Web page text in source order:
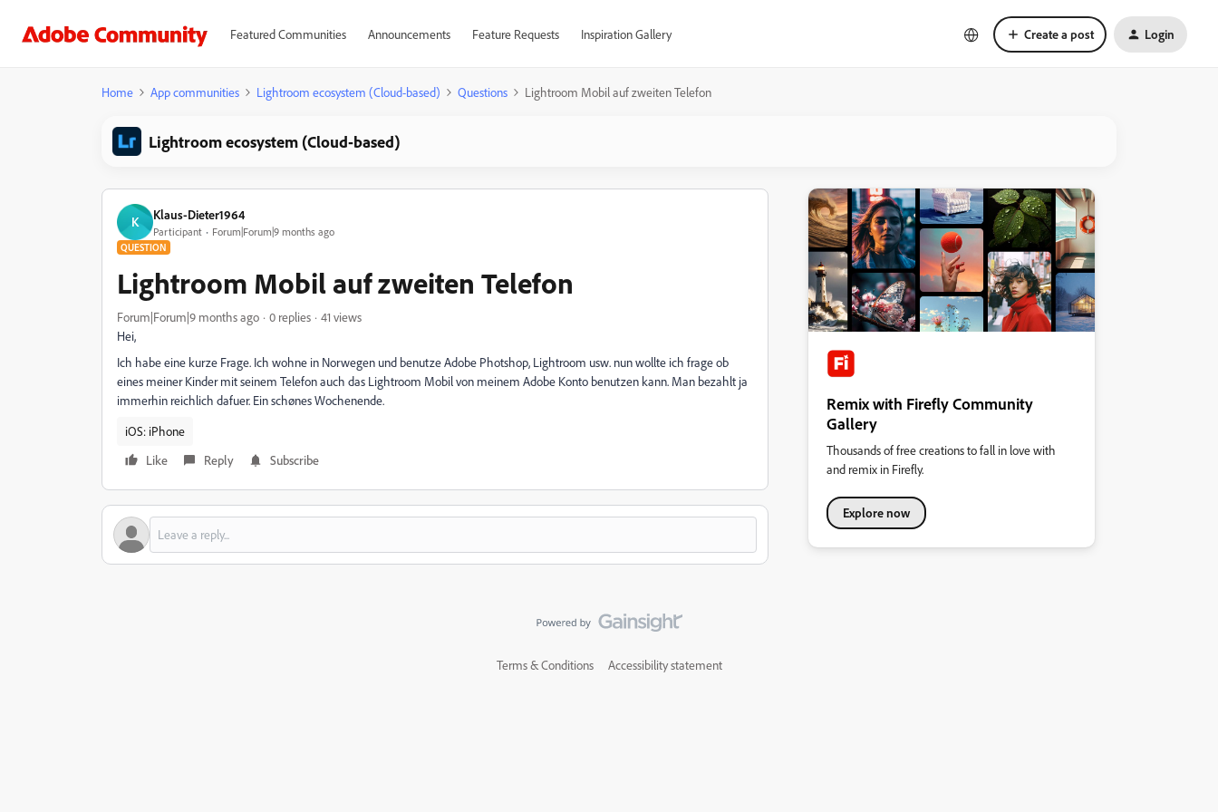
Featured Communities Announcements Feature Requests Inspiration Gallery Create a post Login
Home App communities Lightroom ecosystem (Cloud-based) Questions Lightroom Mobil auf zweiten Telefon
Lightroom ecosystem (Cloud-based)
K Klaus-Dieter1964
Participant Forum|Forum|9 months ago
QUESTION
Lightroom Mobil auf zweiten Telefon
Forum|Forum|9 months ago 0 replies
41 views
Hei,
Ich habe eine kurze Frage. Ich wohne in Norwegen und benutze Adobe Photshop, Lightroom usw. nun wollte ich frage ob
eines meiner Kinder mit seinem Telefon auch das Lightroom Mobil von meinem Adobe Konto benutzen kann. Man bezahlt ja
immerhin reichlich dafuer. Ein schønes Wochenende.
iOS: iPhone
Like
Reply Subscribe
Remix with Firefly Community
Gallery
Thousands of free creations to fall in love with
and remix in Firefly.
Explore now
Terms & Conditions Accessibility statement